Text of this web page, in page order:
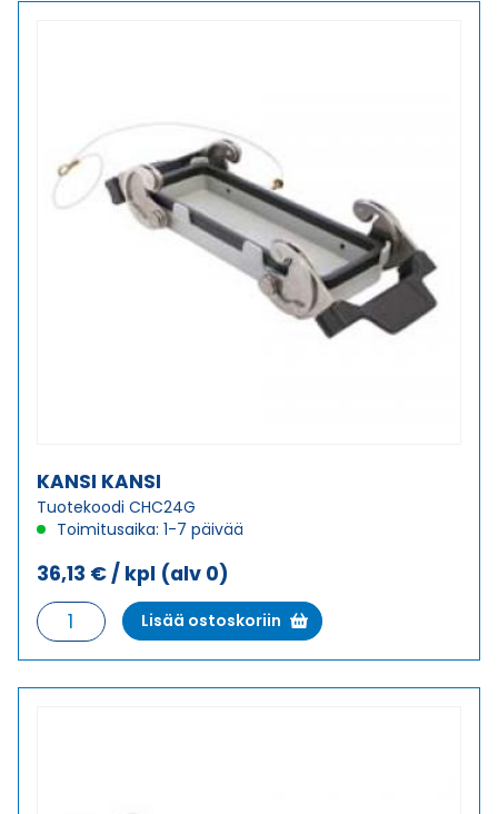
KANSI KANSI
Tuotekoodi CHC24G
Toimitusaika: 1-7 päivää
36,13 € / kpl (alv 0)
KANSI
KANSI
määrä
Lisää ostoskoriin